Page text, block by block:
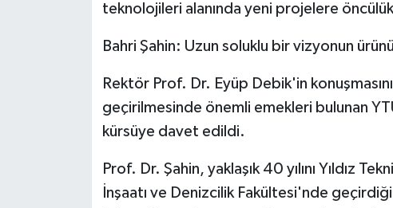
teknolojileri alanında yeni projelere
Bahri Şahin: Uzun soluklu bir vizyonun ürünü
Rektör Prof. Dr. Eyüp Debik'in
geçirilmesinde önemli emekleri bulunan
kürsüye davet edildi.
Prof. Dr. Şahin, yaklaşık 40 yılını Yıldız
İnşaatı ve Denizcilik Fakültesi'nde